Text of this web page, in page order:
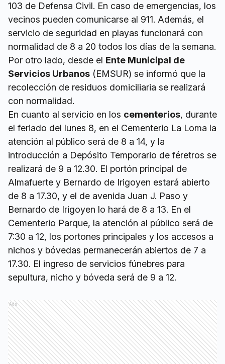
103 de Defensa Civil. En caso de emergencias, los
vecinos pueden comunicarse al 911. Además, el
servicio de seguridad en playas funcionará con
normalidad de 8 a 20 todos los días de la semana.
Por otro lado, desde el Ente Municipal de
Servicios Urbanos (EMSUR) se informó que la
recolección de residuos domiciliaria se realizará
con normalidad.
En cuanto al servicio en los cementerios, durante
el feriado del lunes 8, en el Cementerio La Loma la
atención al público será de 8 a 14, y la
introducción a Depósito Temporario de féretros se
realizará de 9 a 12.30. El portón principal de
Almafuerte y Bernardo de Irigoyen estará abierto
de 8 a 17.30, y el de avenida Juan J. Paso y
Bernardo de Irigoyen lo hará de 8 a 13. En el
Cementerio Parque, la atención al público será de
7:30 a 12, los portones principales y los accesos a
nichos y bóvedas permanecerán abiertos de 7 a
17.30. El ingreso de servicios fúnebres para
sepultura, nicho y bóveda será de 9 a 12.
Ads